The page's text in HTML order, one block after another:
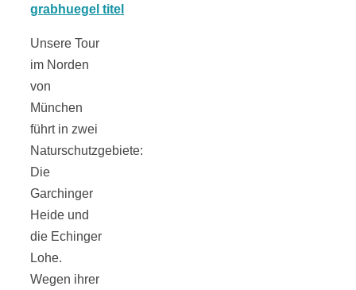
Unsere Tour
im Norden
von
München
führt in zwei
Naturschutzgebiete:
Die
Garchinger
Heide und
die Echinger
Lohe.
Wegen ihrer